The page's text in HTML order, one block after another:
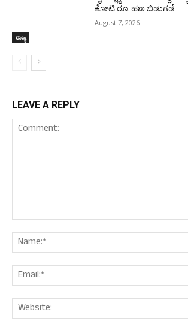
ರಾಜ್ಯ
ಕೋಟಿ ರೂ. ಹಣ ಬಿಡುಗಡೆ
August 7, 2026
LEAVE A REPLY